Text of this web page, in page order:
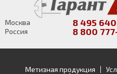
Москва 8 495
Россия 8 800
Метизная продукция